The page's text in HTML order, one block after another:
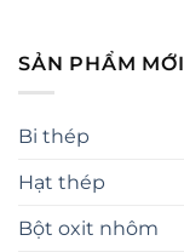
SẢN PHẨM MỚI
Bi thép
Hạt thép
Bột oxit nhôm